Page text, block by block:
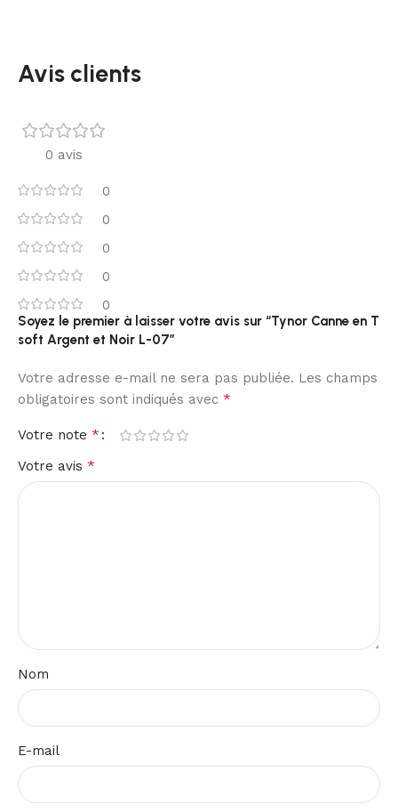
Avis clients
0 avis
0
0
0
0
0
Soyez le premier à laisser votre avis sur “Tynor Canne en T
soft Argent et Noir L-07”
Votre adresse e-mail ne sera pas publiée. Les champs
obligatoires sont indiqués avec *
Votre note *
Votre avis *
Nom
E-mail